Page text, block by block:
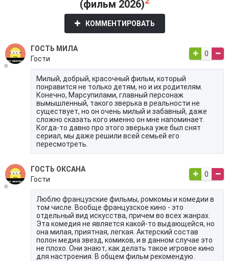
(фильм 2026)
КОММЕНТИРОВАТЬ
ГОСТЬ МИЛА
Гости
0
Милый, добрый, красочный фильм, который
понравится не только детям, но и их родителям.
Конечно, Марсупилами, главный персонаж
вымышленный, такого зверька в реальности не
существует, но он очень милый и забавный, даже
сложно сказать кого именно он мне напоминает.
Когда-то давно про этого зверька уже был снят
сериал, мы даже решили всей семьей его
пересмотреть.
ГОСТЬ ОКСАНА
Гости
0
Люблю французские фильмы, ромкомы и комедии в
том числе. Вообще французское кино - это
отдельный вид искусства, причем во всех жанрах.
Эта комедия не является какой-то выдающейся, но
она милая, приятная, легкая. Актерский состав
полон медиа звезд, комиков, и в данном случае это
не плохо. Они знают, как делать такое игровое кино
для настроения. В общем фильм рекомендую.